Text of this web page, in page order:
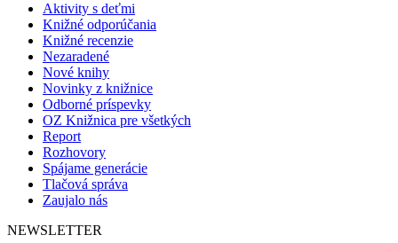
Aktivity s deťmi
Knižné odporúčania
Knižné recenzie
Nezaradené
Nové knihy
Novinky z knižnice
Odborné príspevky
OZ Knižnica pre všetkých
Report
Rozhovory
Spájame generácie
Tlačová správa
Zaujalo nás
NEWSLETTER